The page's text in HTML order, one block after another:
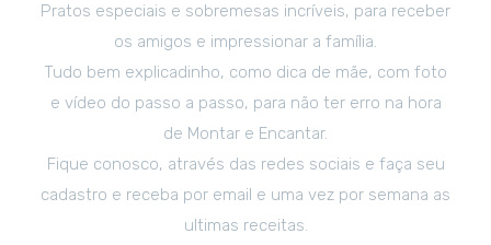
Pratos especiais e sobremesas incríveis, para receber
os amigos e impressionar a família.
Tudo bem explicadinho, como dica de mãe, com foto
e vídeo do passo a passo, para não ter erro na hora
de Montar e Encantar.
Fique conosco, através das redes sociais e faça seu
cadastro e receba por email e uma vez por semana as
ultimas receitas.